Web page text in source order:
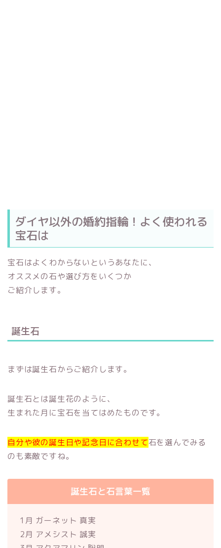
ダイヤ以外の婚約指輪！よく使われる
宝石は
宝石はよくわからないというあなたに、
オススメの石や選び方をいくつか
ご紹介します。
誕生石
まずは誕生石からご紹介します。
誕生石とは誕生花のように、
生まれた月に宝石を当てはめたものです。
自分や彼の誕生日や記念日に合わせて石を選んでみる
のも素敵ですね。
誕生石と石言葉一覧
1月 ガーネット 真実
2月 アメシスト 誠実